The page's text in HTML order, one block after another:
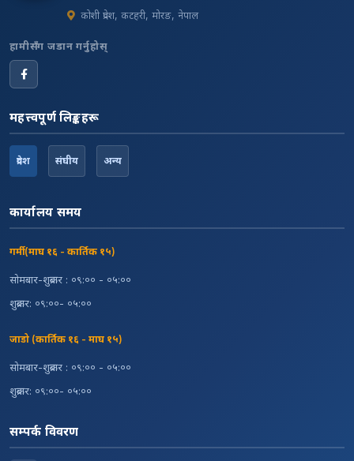
कोशी प्रदेश, कटहरी, मोरङ, नेपाल
हामीसँग जडान गर्नुहोस्
महत्त्वपूर्ण लिङ्कहरू
प्रदेश संघीय अन्य
कार्यालय समय
गर्मी (माघ १६ - कार्तिक १५)
सोमबार-शुक्रबार : ०९:०० - ०५:००
शुक्रबार: ०९:००- ०५:००
जाडो (कार्तिक १६ - माघ १५)
सोमबार-शुक्रबार : ०९:०० - ०५:००
शुक्रबार: ०९:००- ०५:००
सम्पर्क विवरण